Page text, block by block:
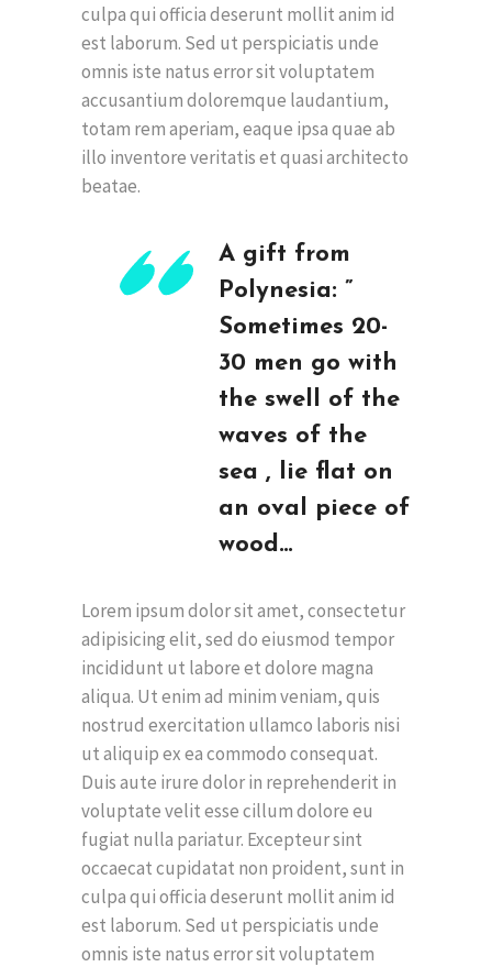
culpa qui officia deserunt mollit anim id
est laborum. Sed ut perspiciatis unde
omnis iste natus error sit voluptatem
accusantium doloremque laudantium,
totam rem aperiam, eaque ipsa quae ab
illo inventore veritatis et quasi architecto
beatae.
A gift from
Polynesia: ”
Sometimes 20-
30 men go with
the swell of the
waves of the
sea , lie flat on
an oval piece of
wood…
Lorem ipsum dolor sit amet, consectetur
adipisicing elit, sed do eiusmod tempor
incididunt ut labore et dolore magna
aliqua. Ut enim ad minim veniam, quis
nostrud exercitation ullamco laboris nisi
ut aliquip ex ea commodo consequat.
Duis aute irure dolor in reprehenderit in
voluptate velit esse cillum dolore eu
fugiat nulla pariatur. Excepteur sint
occaecat cupidatat non proident, sunt in
culpa qui officia deserunt mollit anim id
est laborum. Sed ut perspiciatis unde
omnis iste natus error sit voluptatem